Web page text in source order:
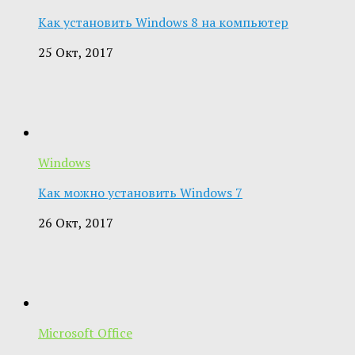
Как установить Windows 8 на компьютер
25 Окт, 2017
Windows
Как можно установить Windows 7
26 Окт, 2017
Microsoft Office